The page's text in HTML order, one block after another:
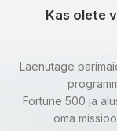
Kas olete
Laenutage
Fortune 500 ja
oma